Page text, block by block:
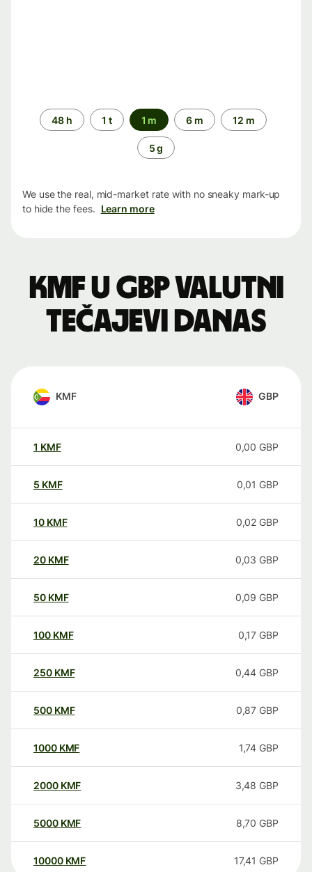
Time
period
48 h 1 t 1 m 6 m 12 m
5 g
We use the real, mid-market rate with no sneaky mark-up
to hide the fees. Learn more
KMF u GBP valutni
tečajevi danas
KMF GBP
1 KMF 0,00 GBP
5 KMF 0,01 GBP
10 KMF 0,02 GBP
20 KMF 0,03 GBP
50 KMF 0,09 GBP
100 KMF 0,17 GBP
250 KMF 0,44 GBP
500 KMF 0,87 GBP
1000 KMF 1,74 GBP
2000 KMF 3,48 GBP
5000 KMF 8,70 GBP
10000 KMF 17,41 GBP